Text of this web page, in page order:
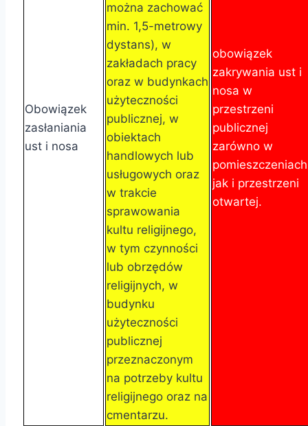
Obowiązek
zasłaniania
ust i nosa
można zachować
min. 1,5-metrowy
dystans), w
zakładach pracy
oraz w budynkach
użyteczności
publicznej, w
obiektach
handlowych lub
usługowych oraz
w trakcie
sprawowania
kultu religijnego,
w tym czynności
lub obrzędów
religijnych, w
budynku
użyteczności
publicznej
przeznaczonym
na potrzeby kultu
religijnego oraz na
cmentarzu.
obowiązek
zakrywania ust i
nosa w
przestrzeni
publicznej
zarówno w
jak i przestrzeni
otwartej.